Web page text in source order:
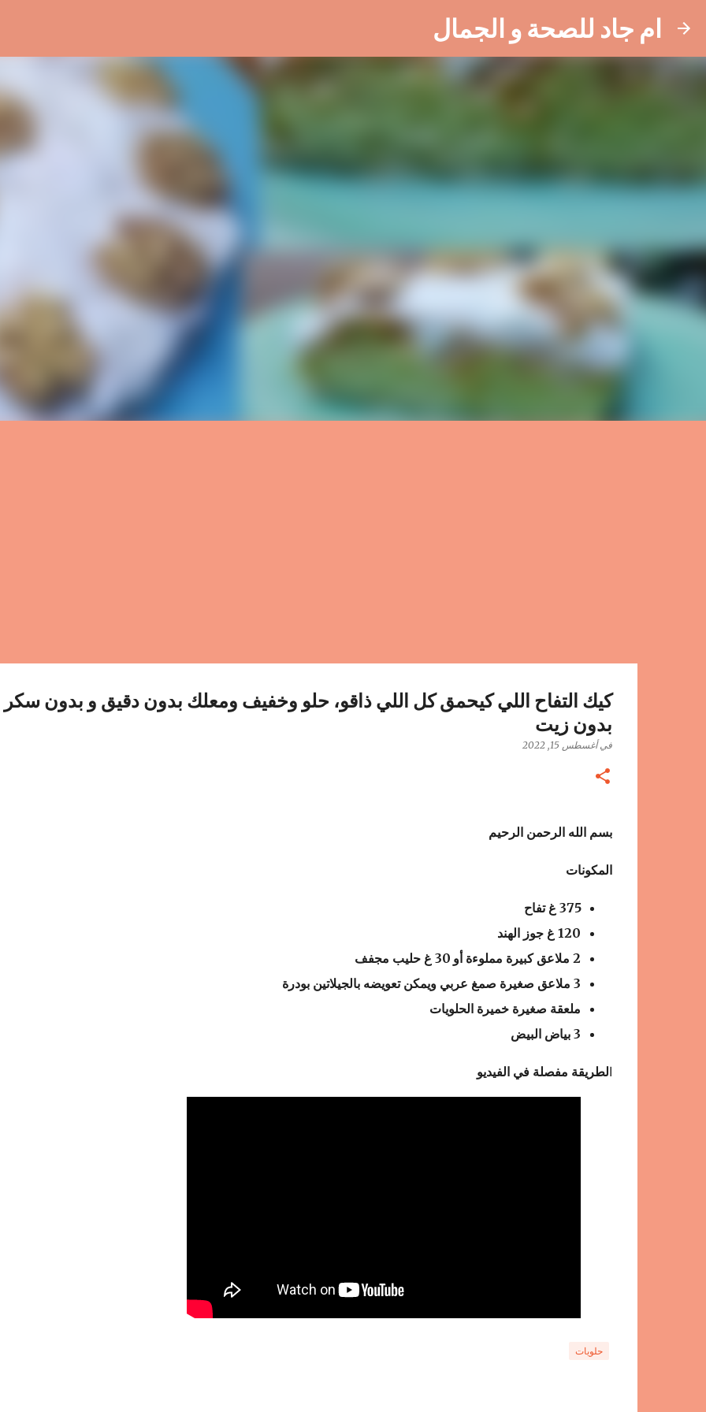
ام جاد للصحة و الجمال
كيك التفاح اللي كيحمق كل اللي ذاقو، حلو وخفيف ومعلك بدون دقيق و بدون سكر
بدون زيت
فيأغسطس 15, 2022
بسم الله الرحمن الرحيم
المكونات
375 غ تفاح
120 غ جوز الهند
2 ملاعق كبيرة مملوءة أو 30 غ حليب مجفف
3 ملاعق صغيرة صمغ عربي ويمكن تعويضه بالجيلاتين بودرة
ملعقة صغيرة خميرة الحلويات
3 بياض البيض
الطريقة مفصلة في الفيديو
حلويات